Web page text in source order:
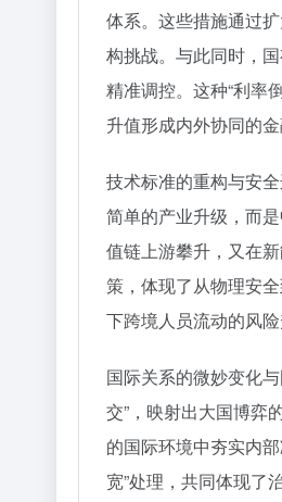
体系。这些措施通过
构挑战。与此同时，
精准调控。这种“利率
升值形成内外协同的金
技术标准的重构与安
简单的产业升级，而
值链上游攀升，又在
策，体现了从物理安
下跨境人员流动的风
国际关系的微妙变化
交”，映射出大国博弈
的国际环境中夯实内
宽”处理，共同体现了